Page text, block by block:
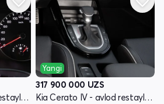
Kia Cerato IV - avlod restayling
Yangi
317 900 000 UZS
Kia Cerato IV - avlod restayling